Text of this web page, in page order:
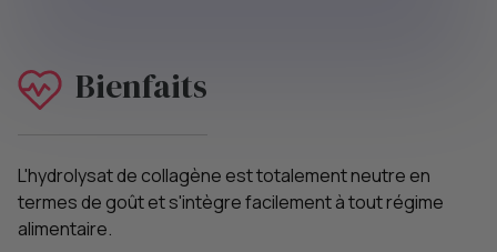
Bienfaits
L'hydrolysat de collagène est totalement neutre en
termes de goût et s'intègre facilement à tout régime
alimentaire.